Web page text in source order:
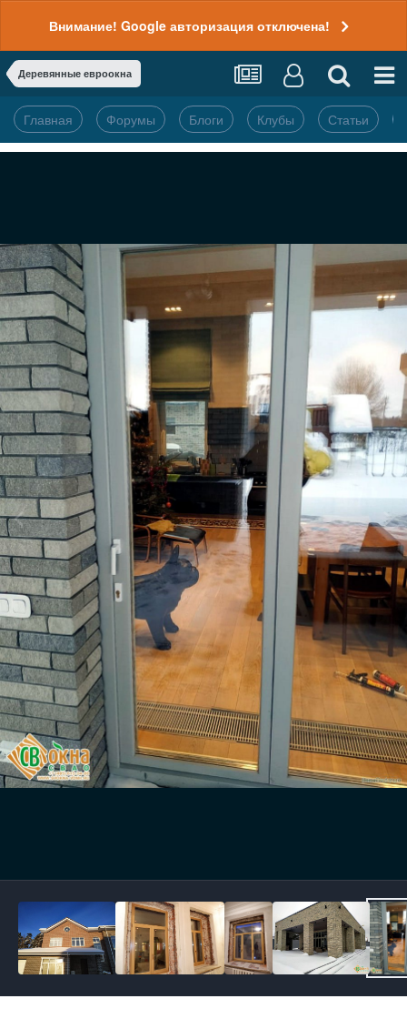
Внимание! Google авторизация отключена!
Деревянные евроокна
Главная Форумы Блоги Клубы Статьи